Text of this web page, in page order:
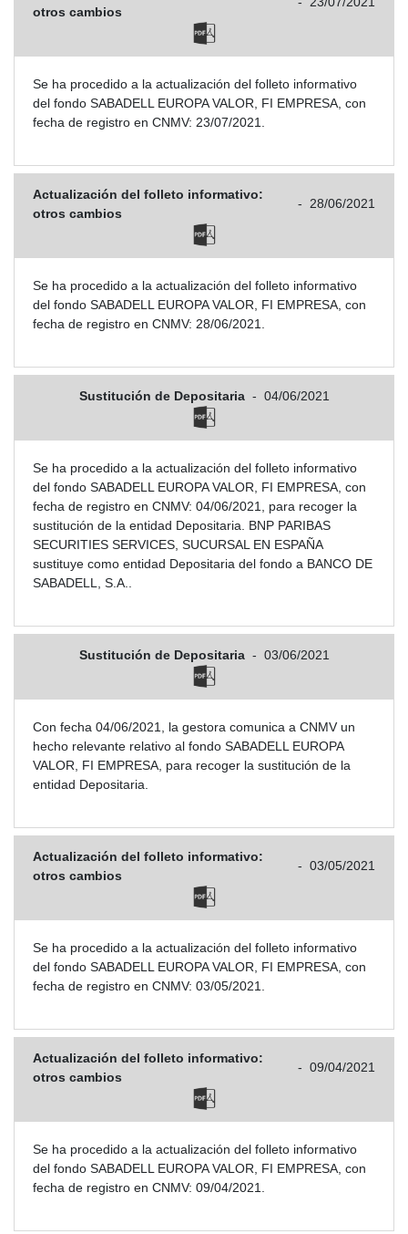
otros cambios
Se ha procedido a la actualización del folleto informativo
del fondo SABADELL EUROPA VALOR, FI EMPRESA, con
fecha de registro en CNMV: 23/07/2021.
Actualización del folleto informativo:
otros cambios
- 28/06/2021
Se ha procedido a la actualización del folleto informativo
del fondo SABADELL EUROPA VALOR, FI EMPRESA, con
fecha de registro en CNMV: 28/06/2021.
Sustitución de Depositaria - 04/06/2021
Se ha procedido a la actualización del folleto informativo
del fondo SABADELL EUROPA VALOR, FI EMPRESA, con
fecha de registro en CNMV: 04/06/2021, para recoger la
sustitución de la entidad Depositaria. BNP PARIBAS
SECURITIES SERVICES, SUCURSAL EN ESPAÑA
sustituye como entidad Depositaria del fondo a BANCO DE
SABADELL, S.A..
Sustitución de Depositaria - 03/06/2021
Con fecha 04/06/2021, la gestora comunica a CNMV un
hecho relevante relativo al fondo SABADELL EUROPA
VALOR, FI EMPRESA, para recoger la sustitución de la
entidad Depositaria.
Actualización del folleto informativo:
otros cambios
- 03/05/2021
Se ha procedido a la actualización del folleto informativo
del fondo SABADELL EUROPA VALOR, FI EMPRESA, con
fecha de registro en CNMV: 03/05/2021.
Actualización del folleto informativo:
otros cambios
- 09/04/2021
Se ha procedido a la actualización del folleto informativo
del fondo SABADELL EUROPA VALOR, FI EMPRESA, con
fecha de registro en CNMV: 09/04/2021.